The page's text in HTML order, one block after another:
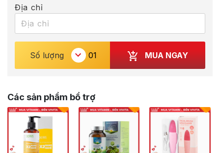
Địa chỉ
Số lượng MUA NGAY
Các sản phẩm bổ trợ